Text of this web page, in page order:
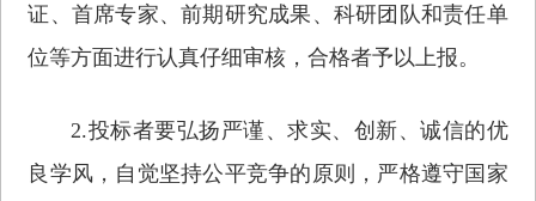
证、首席专家、前期研究成果、科研团队和责任单
位等方面进行认真仔细审核，合格者予以上报。
2.投标者要弘扬严谨、求实、创新、诚信的优
良学风，自觉坚持公平竞争的原则，严格遵守国家